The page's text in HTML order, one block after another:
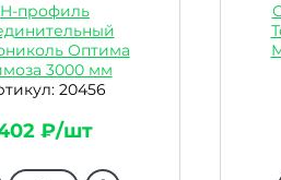
H-профиль
Оптима
3000 мм
20456
₽/шт